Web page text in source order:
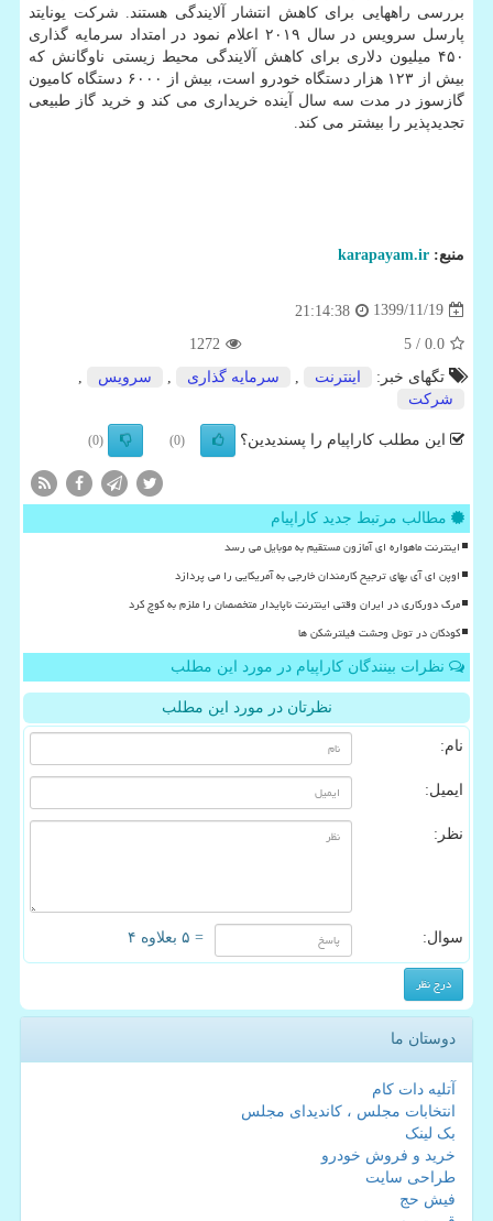
بررسی راههایی برای کاهش انتشار آلایندگی هستند. شرکت یونایتد
پارسل سرویس در سال ۲۰۱۹ اعلام نمود در امتداد سرمایه گذاری
۴۵۰ میلیون دلاری برای کاهش آلایندگی محیط زیستی ناوگانش که
بیش از ۱۲۳ هزار دستگاه خودرو است، بیش از ۶۰۰۰ دستگاه کامیون
گازسوز در مدت سه سال آینده خریداری می کند و خرید گاز طبیعی
تجدیدپذیر را بیشتر می کند.
منبع: karapayam.ir
1399/11/19
21:14:38
0.0
/ 5
1272
تگهای خبر:
اینترنت سرمایه گذاری سرویس
شركت
این مطلب کاراپیام را پسندیدین؟ (0)
(0)
مطالب مرتبط جدید کاراپیام
اینترنت ماهواره ای آمازون مستقیم به موبایل می رسد
اوپن ای آی بهای ترجیح کارمندان خارجی به آمریکایی را می پردازد
مرگ دورکاری در ایران وقتی اینترنت ناپایدار متخصصان را ملزم به کوچ کرد
کودکان در تونل وحشت فیلترشکن ها
نظرات بینندگان کاراپیام در مورد این مطلب
نظرتان در مورد این مطلب
نام:
ایمیل:
نظر:
سوال: = ۵ بعلاوه ۴
دوستان ما
آتلیه دات کام
انتخابات مجلس ، کاندیدای مجلس
بک لینک
خرید و فروش خودرو
طراحی سایت
فیش حج